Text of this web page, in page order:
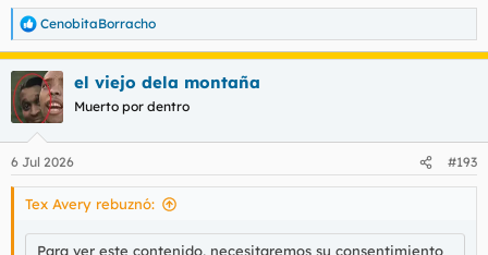
R
e
a
c
c
i
e
s
CenobitaBorracho
el viejo dela montaña
Muerto por dentro
6 Jul 2026 #193
Tex Avery rebuznó:
Para ver este contenido, necesitaremos su consentimiento